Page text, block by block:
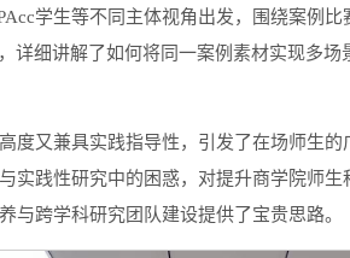
学生等不同主体视角出发，围绕案例
详细讲解了如何将同一案例素材实现多
度又兼具实践指导性，引发了在场师生
实践性研究中的困惑，对提升商学院师
与跨学科研究团队建设提供了宝贵思路。